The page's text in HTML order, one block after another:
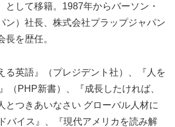
として移籍。1987年からバーソン・
ン）社長、株式会社プラップジャパン
長を歴任。
る英語』（プレジデント社）、『人を
（PHP新書）、『成長したければ、
とつきあいなさい グローバル人材に
バイス』、『現代アメリカを読み解